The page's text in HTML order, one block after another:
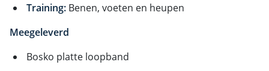
Training: Benen, voeten en heupen
Meegeleverd
Bosko platte loopband